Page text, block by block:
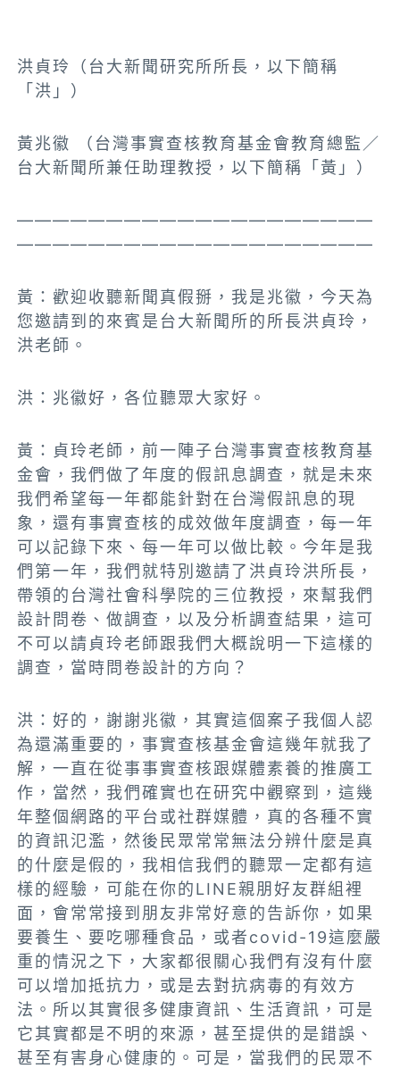
洪貞玲（台大新聞研究所所長，以下簡稱
「洪」）
黃兆徽 （台灣事實查核教育基金會教育總監／
台大新聞所兼任助理教授，以下簡稱「黃」）
————————————————————
————————————————————
黃：歡迎收聽新聞真假掰，我是兆徽，今天為
您邀請到的來賓是台大新聞所的所長洪貞玲，
洪老師。
洪： 兆徽好，各位聽眾大家好 。
黃：貞玲老師， 前一陣子台灣事實查核教育基
金會，我們做了年度的假訊息調查 ， 就是未來
我們希望每一年都能針對在台灣假訊息的現
象，還有事實查核的成效做年度調查，每一年
可以記錄下來、每一年可以做比較 。 今年是我
們第一年，我們就特別邀請了洪貞玲洪所長，
帶領的台灣社會科學院的三位教授，來幫我們
設計問卷、做調查，以及分析調查結果 ，這可
不可以請貞玲老師跟我們大概說明一下這樣的
調查，當時問卷設計的方向？
洪：好的，謝謝兆徽，其實這個案子我個人認
為還滿重要的，事實查核基金會這幾年就我了
解，一直在從事事實查核跟媒體素養的推廣工
作，當然，我們確實也在研究中觀察到，這幾
年整個網路的平台或社群媒體，真的各種不實
的資訊氾濫，然後民眾常常無法分辨什麼是真
的什麼是假的 ，我相信我們的聽眾一定都有這
樣的經驗，可能在你的LINE親朋好友群組裡
面，會常常接到朋友非常好意的告訴你，如果
要養生、要吃哪種食品，或者covid-19這麼嚴
重的情況之下，大家都很關心我們有沒有什麼
可以增加抵抗力 ，或是去對抗病毒的有效方
法。所以其實很多健康資訊、生活資訊，可是
它其實都是不明的來源，甚至提供的是錯誤、
甚至有害身心健康的。可是，當我們的民眾不